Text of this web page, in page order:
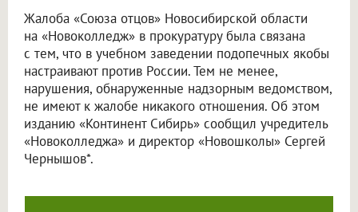
Жалоба «Союза отцов» Новосибирской области
на «Новоколледж» в прокуратуру была связана
с тем, что в учебном заведении подопечных якобы
настраивают против России. Тем не менее,
нарушения, обнаруженные надзорным ведомством,
не имеют к жалобе никакого отношения. Об этом
изданию «Континент Сибирь» сообщил учредитель
«Новоколледжа» и директор «Новошколы» Сергей
Чернышов*.